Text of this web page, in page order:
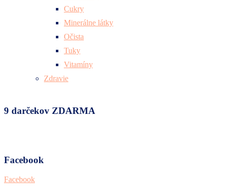
Cukry
Minerálne látky
Očista
Tuky
Vitamíny
Zdravie
9 darčekov ZDARMA
Facebook
Facebook